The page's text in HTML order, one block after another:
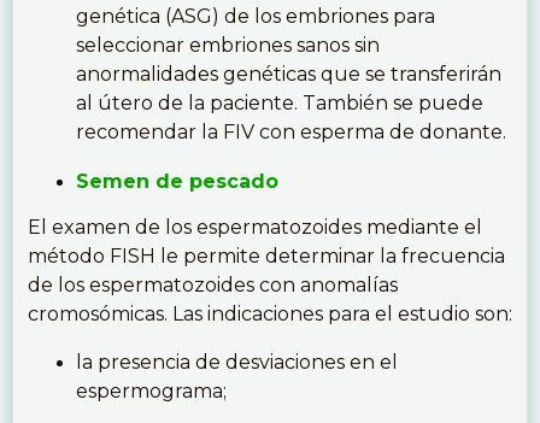
genética (ASG) de los embriones para
seleccionar embriones sanos sin
anormalidades genéticas que se transferirán
al útero de la paciente. También se puede
recomendar la FIV con esperma de donante.
Semen de pescado
El examen de los espermatozoides mediante el
método FISH le permite determinar la frecuencia
de los espermatozoides con anomalías
cromosómicas. Las indicaciones para el estudio son:
la presencia de desviaciones en el
espermograma;